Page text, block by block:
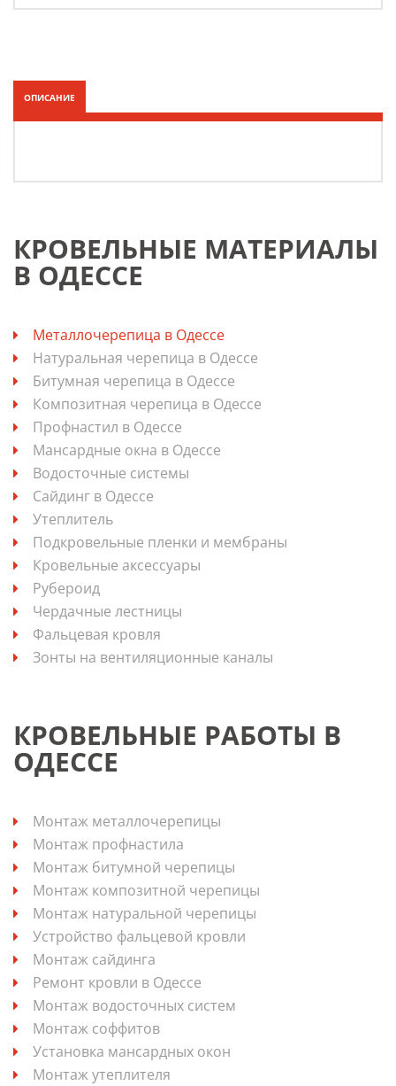
ОПИСАНИЕ
КРОВЕЛЬНЫЕ МАТЕРИАЛЫ
В ОДЕССЕ
Металлочерепица в Одессе
Натуральная черепица в Одессе
Битумная черепица в Одессе
Композитная черепица в Одессе
Профнастил в Одессе
Мансардные окна в Одессе
Водосточные системы
Сайдинг в Одессе
Утеплитель
Подкровельные пленки и мембраны
Кровельные аксессуары
Рубероид
Чердачные лестницы
Фальцевая кровля
Зонты на вентиляционные каналы
КРОВЕЛЬНЫЕ РАБОТЫ В
ОДЕССЕ
Монтаж металлочерепицы
Монтаж профнастила
Монтаж битумной черепицы
Монтаж композитной черепицы
Монтаж натуральной черепицы
Устройство фальцевой кровли
Монтаж сайдинга
Ремонт кровли в Одессе
Монтаж водосточных систем
Монтаж соффитов
Установка мансардных окон
Монтаж утеплителя